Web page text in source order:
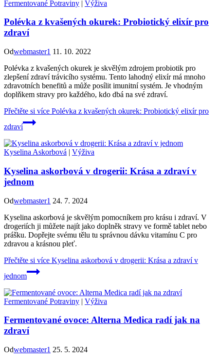
Fermentované Potraviny | Výživa
Polévka z kvašených okurek: Probiotický elixír pro
zdraví
Odwebmaster1 11. 10. 2022
Polévka z kvašených okurek je skvělým zdrojem probiotik pro
zlepšení zdraví trávicího systému. Tento lahodný elixír má mnoho
zdravotních benefitů a může posílit imunitní systém. Je vhodným
doplňkem stravy pro každého, kdo dbá na své zdraví.
Přečtěte si více Polévka z kvašených okurek: Probiotický elixír pro
zdraví
Kyselina Askorbová | Výživa
Kyselina askorbová v drogerii: Krása a zdraví v
jednom
Odwebmaster1 24. 7. 2024
Kyselina askorbová je skvělým pomocníkem pro krásu i zdraví. V
drogeriích ji můžete najít jako doplněk stravy ve formě tablet nebo
prášku. Dopřejte svému tělu tu správnou dávku vitamínu C pro
zdravou a krásnou pleť.
Přečtěte si více Kyselina askorbová v drogerii: Krása a zdraví v
jednom
Fermentované Potraviny | Výživa
Fermentované ovoce: Alterna Medica radí jak na
zdraví
Odwebmaster1 25. 5. 2024